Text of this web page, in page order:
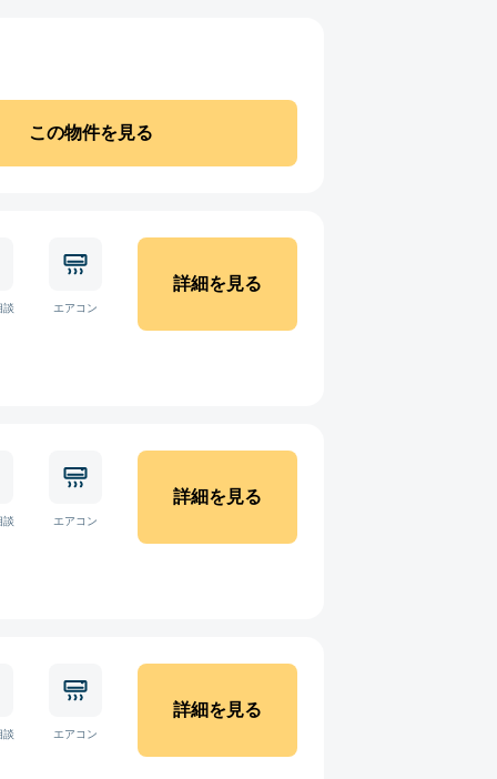
この物件を見る
談 エアコン
詳細を見る
談 エアコン
詳細を見る
談 エアコン
詳細を見る